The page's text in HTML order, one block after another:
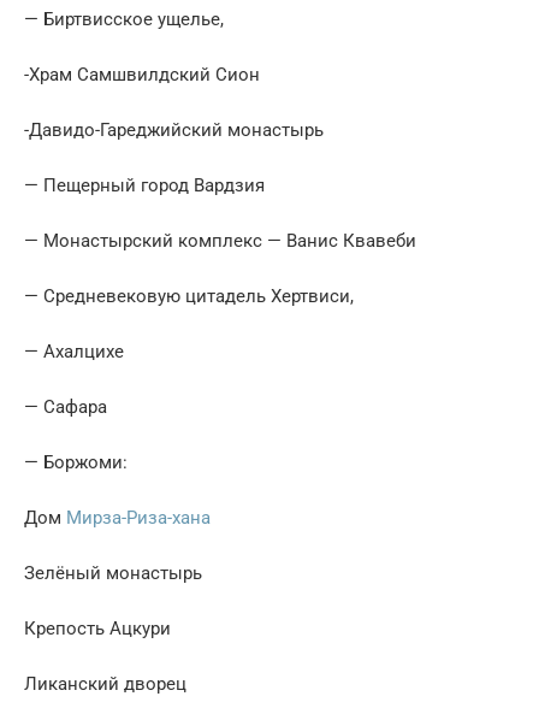
— Биртвисское ущелье,
-Храм Самшвилдский Сион
-Давидо-Гареджийский монастырь
— Пещерный город Вардзия
— Монастырский комплекс — Ванис Квавеби
— Средневековую цитадель Хертвиси,
— Ахалцихе
— Сафара
— Боржоми:
Дом Мирза-Риза-хана
Зелёный монастырь
Крепость Ацкури
Ликанский дворец